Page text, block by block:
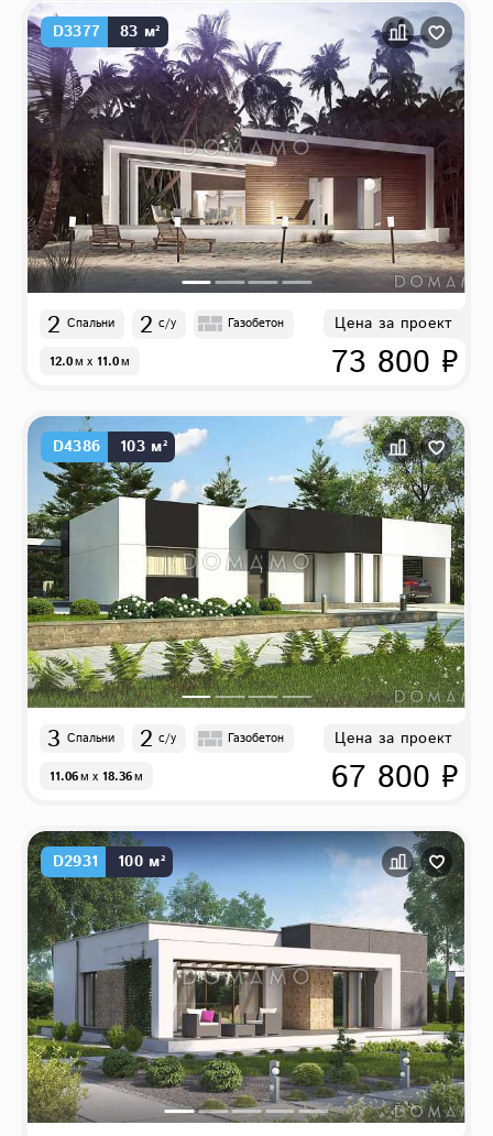
D3377 83 м²
2 Спальни 2 с/у Газобетон
12.0м x 11.0м
Цена за проект
73 800 ₽
D4386 103 м²
3 Спальни 2 с/у Газобетон
11.06м x 18.36м
Цена за проект
67 800 ₽
D2931 100 м²